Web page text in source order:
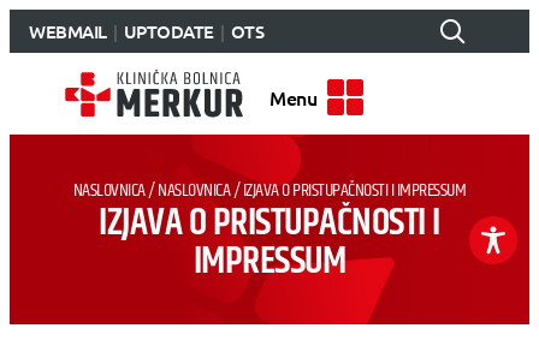
WEBMAIL UPTODATE OTS
Menu
NASLOVNICA/NASLOVNICA/IZJAVA O PRISTUPAČNOSTI I IMPRESSUM
IZJAVA O PRISTUPAČNOSTI I
IMPRESSUM